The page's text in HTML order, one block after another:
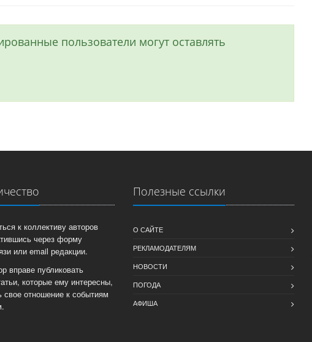
пользователи могут оставлять
к коллективу авторов
через форму
или email редакции.
вправе публиковать
которые ему интересны,
свое отношение к событиям
Полезные ссылки
О САЙТЕ
РЕКЛАМОДАТЕЛЯМ
НОВОСТИ
ПОГОДА
АФИША